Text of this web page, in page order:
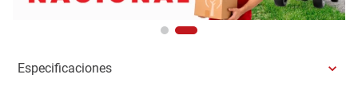
Especificaciones